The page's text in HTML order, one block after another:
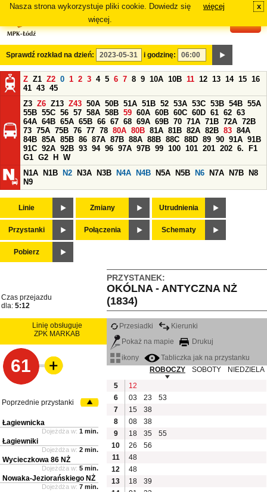
Nasza strona wykorzystuje pliki cookie. Dowiedz się
więcej.
więcej x
Sprawdź rozkład na dzień: i godzinę:
Z Z1 Z2 0 1 2 3 4 5 6 7 8 9 10A 10B 11 12 13 14 15 16
41 43 45
Z3 Z6 Z13 Z43 50A 50B 51A 51B 52 53A 53C 53B 54B 55A
55B 55C 56 57 58A 58B 59 60A 60B 60C 60D 61 62 63
64A 64B 65A 65B 66 67 68 69A 69B 70 71A 71B 72A 72B
73 75A 75B 76 77 78 80A 80B 81A 81B 82A 82B 83 84A
84B 85A 85B 86 87A 87B 88A 88B 88C 88D 89 90 91A 91B
91C 92A 92B 93 94 96 97A 97B 99 100 101 201 202 6.
F1
G1 G2 H
W
N1A
N1B N2 N3A N3B N4A N4B N5A N5B N6 N7A N7B
N8
N9
Linie Zmiany Utrudnienia
Przystanki Połączenia Schematy
Pobierz
PRZYSTANEK:
OKÓLNA - ANTYCZNA NŻ
(1834)
Czas przejazdu
dla: 5:12
Linię obsługuje
ZPK MARKAB
61
Przesiadki
Kierunki
Pokaż na mapie
Drukuj
ikony
Tabliczka jak na przystanku
ROBOCZY
SOBOTY
NIEDZIELA
5
12
6
03 23
53
7
15
38
8
08
38
9
18 35
55
10
26
56
11
48
12
48
13
18
39
Poprzednie przystanki
Łagiewnicka
Dojeżdża w: 1 min.
Łagiewniki
Dojeżdża w: 2 min.
Wycieczkowa 86 NŻ
Dojeżdża w: 5 min.
Nowaka-Jeziorańskiego NŻ
Dojeżdża w: 7 min.